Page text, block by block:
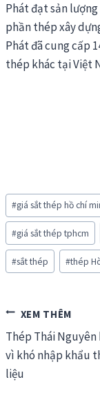
Phát đạt sản lượng
phần thép xây
Phát đã cung cấp
thép khác tại Việt
Post
Tags:
#giá sắt thép hồ chí
#giá sắt thép tphcm
#sắt thép #thép
Điều
hướng
bài
Thép Thái Nguyên
vì khó nhập khẩu
liệu